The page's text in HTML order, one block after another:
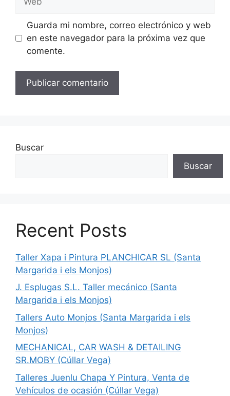
Guarda mi nombre, correo electrónico y web
en este navegador para la próxima vez que
comente.
Buscar
Buscar
Recent Posts
Taller Xapa i Pintura PLANCHICAR SL (Santa
Margarida i els Monjos)
J. Esplugas S.L. Taller mecánico (Santa
Margarida i els Monjos)
Tallers Auto Monjos (Santa Margarida i els
Monjos)
MECHANICAL, CAR WASH & DETAILING
SR.MOBY (Cúllar Vega)
Talleres Juenlu Chapa Y Pintura, Venta de
Vehículos de ocasión (Cúllar Vega)